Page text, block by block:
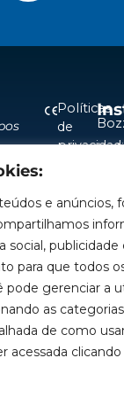
e anúncios,
publicidade
para que todos
gerenciar a
as
de como
acessada clicando
Políticas
de
privacidad
cookies
Imágenes